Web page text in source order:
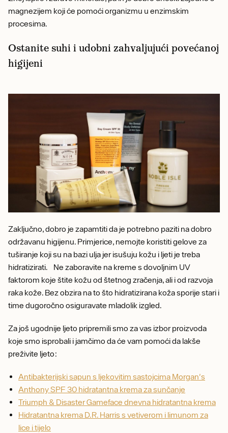
magnezijem koji će pomoći organizmu u enzimskim
procesima.
Ostanite suhi i udobni zahvaljujući povećanoj
higijeni
Zaključno, dobro je zapamtiti da je potrebno paziti na dobro
održavanu higijenu. Primjerice, nemojte koristiti gelove za
tuširanje koji su na bazi ulja jer isušuju kožu i ljeti je treba
hidratizirati. Ne zaboravite na kreme s dovoljnim UV
faktorom koje štite kožu od štetnog zračenja, ali i od razvoja
raka kože. Bez obzira na to što hidratizirana koža sporije stari i
time dugoročno osiguravate mladolik izgled.
Za još ugodnije ljeto pripremili smo za vas izbor proizvoda
koje smo isprobali i jamčimo da će vam pomoći da lakše
preživite ljeto:
Antibakterijski sapun s ljekovitim sastojcima Morgan's
Anthony SPF 30 hidratantna krema za sunčanje
Triumph & Disaster Gameface dnevna hidratantna krema
Hidratantna krema D.R. Harris s vetiverom i limunom za
lice i tijelo